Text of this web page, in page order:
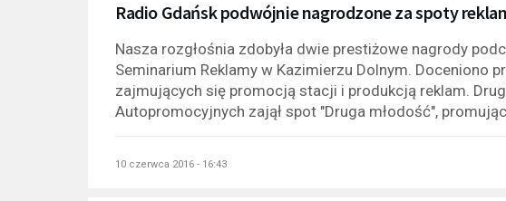
Radio Gdańsk podwójnie nagrodzone za spoty
Nasza rozgłośnia zdobyła dwie prestiżowe nagrody
Seminarium Reklamy w Kazimierzu Dolnym. Doceniono
zajmujących się promocją stacji i produkcją reklam.
Autopromocyjnych zajął spot "Druga młodość",
10 czerwca 2016 - 16:43